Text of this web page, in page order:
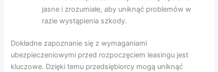
jasne i zrozumiałe, aby uniknąć problemów w
razie wystąpienia szkody.
Dokładne zapoznanie się z wymaganiami
ubezpieczeniowymi przed rozpoczęciem leasingu jest
kluczowe. Dzięki temu przedsiębiorcy mogą uniknąć